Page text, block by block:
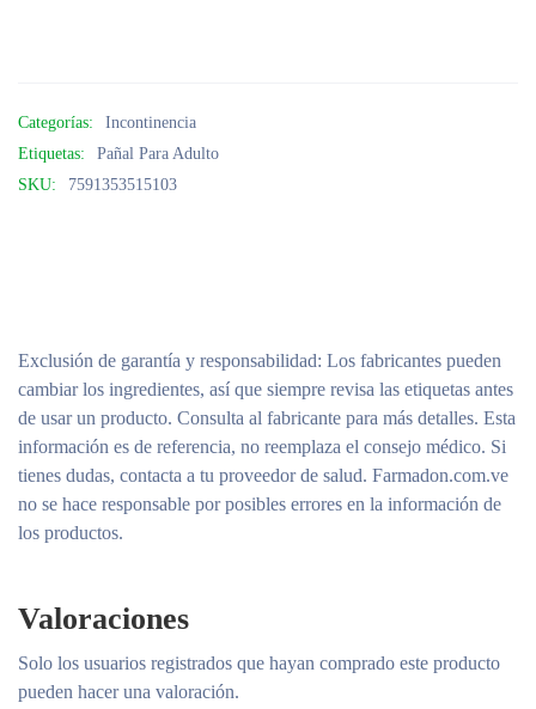
Categorías:
Incontinencia
Etiquetas:
Pañal Para Adulto
SKU:
7591353515103
Exclusión de garantía y responsabilidad: Los fabricantes pueden
cambiar los ingredientes, así que siempre revisa las etiquetas antes
de usar un producto. Consulta al fabricante para más detalles. Esta
información es de referencia, no reemplaza el consejo médico. Si
tienes dudas, contacta a tu proveedor de salud. Farmadon.com.ve
no se hace responsable por posibles errores en la información de
los productos.
Valoraciones
Solo los usuarios registrados que hayan comprado este producto
pueden hacer una valoración.